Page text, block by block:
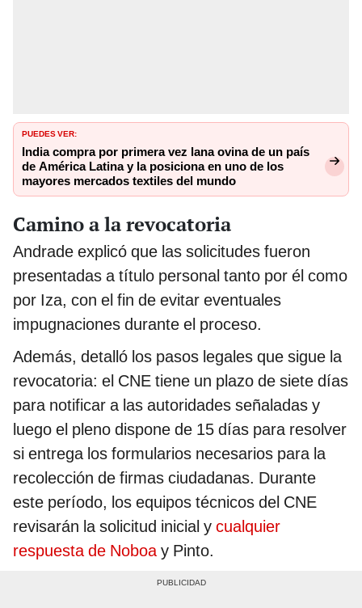
PUEDES VER:
India compra por primera vez lana ovina de un país
de América Latina y la posiciona en uno de los
mayores mercados textiles del mundo
Camino a la revocatoria
Andrade explicó que las solicitudes fueron
presentadas a título personal tanto por él como
por Iza, con el fin de evitar eventuales
impugnaciones durante el proceso.
Además, detalló los pasos legales que sigue la
revocatoria: el CNE tiene un plazo de siete días
para notificar a las autoridades señaladas y
luego el pleno dispone de 15 días para resolver
si entrega los formularios necesarios para la
recolección de firmas ciudadanas. Durante
este período, los equipos técnicos del CNE
revisarán la solicitud inicial y cualquier
respuesta de Noboay Pinto.